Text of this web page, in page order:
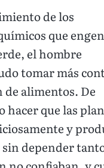
de los
que
el hombre
tomar más
alimentos. De
hacer que las
y
depender